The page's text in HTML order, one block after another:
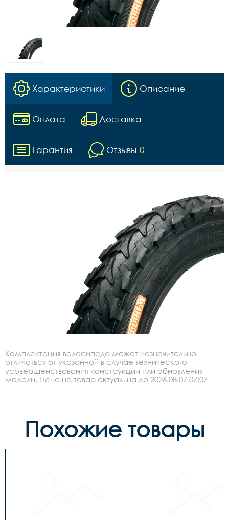
Характеристики Описание
Оплата Доставка
Гарантия Отзывы 0
Комплектация велосипеда может незначительно
отличаться от указанной в случае технического
усовершенствования конструкции или обновления
модели. Цена на товар актуальна до 2026.08.07 07:07
Похожие товары